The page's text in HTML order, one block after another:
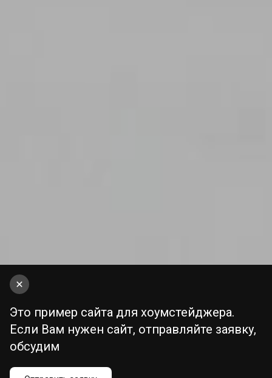
Это пример сайта для хоумстейджера.
Если Вам нужен сайт, отправляйте заявку,
обсудим